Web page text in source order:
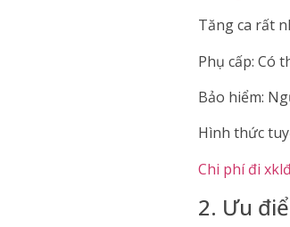
Tăng ca rất
Phụ cấp: Có
Bảo hiểm:
Hình thức
Chi phí đi
2. Ưu